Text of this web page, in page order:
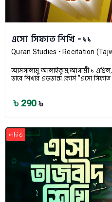
এসো সিফাত শিখি - ১১
Quran Studies • Recitation
আসসালামু আলাইকুম,আগামী ১
ভাবে শিখার এডভান্স কোর্স "এসো সিফাত
৳ 290 ৳
লাইভ